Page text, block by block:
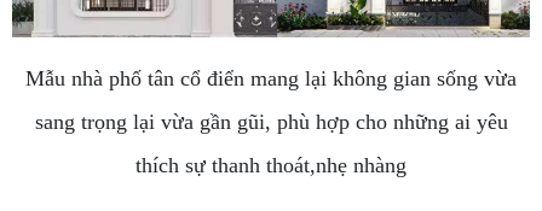
Mẫu nhà phố tân cổ điển mang lại không gian sống vừa
sang trọng lại vừa gần gũi, phù hợp cho những ai yêu
thích sự thanh thoát,nhẹ nhàng